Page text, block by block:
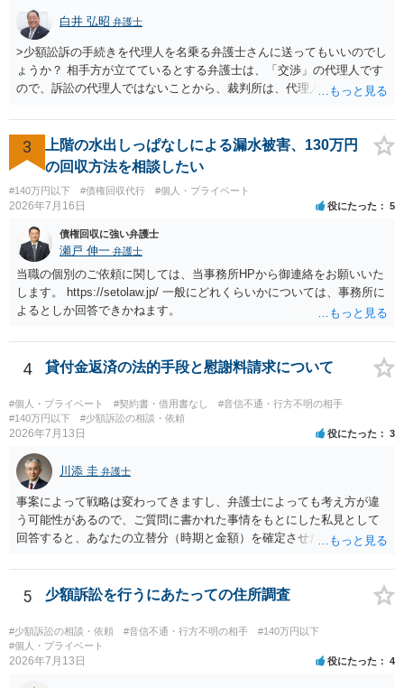
求めるものにすぎません。貴殿の仕入先との取引関係や返金時期など
の内部事情は、私に対する返還義務の発生や履行時期には何ら影響を
及ぼすものではありません。 これ以上、本件の解決を不必要に遅延さ
せることなく、誠意をもって速やかに返金手続を履行されるよう、強
く求めます。 以上
白井 弘昭 弁護士
>少額訟訴の手続きを代理人を名乗る弁護士さんに送ってもいいのでし
ょうか？ 相手方が立てているとする弁護士は、「交渉」の代理人です
ので、訴訟の代理人ではないことから、裁判所は、代理人宛ての訴状
ている場合は、相手方（被告）の住所で訴状を作成提出し、裁判所に
代理人が就いていたことを知らせると（訴状の記載内容から明らかな
場合も）、裁判所が当該代理人弁護士に事前連絡し、引き続き訴訟も
受任するかを聞いたうえで、受任の意志が明らかになったところで、
直接被告に送達するのではなく、代理人に訴状の受領を促すこともあ
ります。 ラインのやり取りでしか証拠がないと、実際の本人性が明ら
かではありません。もちろん弁護士（２０万円の請求で代理人弁護士
に委任するかも疑わしいのですが）も住所は明らかにしないでしょ
う。 何か本人を示す事実（振込先などの情報）から、相手の住所等の
情報を割り出していくしかないように思えます。 以上、ご参考まで。
3
上階の水出しっぱなしによる漏水被害、130万円
の回収方法を相談したい
#140万円以下 #債権回収代行 #個人・プライベート
2026年7月16日 役にたった 5
債権回収に強い弁護士
瀬戸 伸一 弁護士
当職の個別のご依頼に関しては、当事務所HPから御連絡をお願いいた
します。 https://setolaw.jp/ 一般にどれくらいかについては、事務所に
よるとしか回答できかねます。
4 貸付金返済の法的手段と慰謝料請求について
#個人・プライベート #契約書・借用書なし
#音信不通・行方不明の相手
#140万円以下
#少額訴訟の相談・依頼
2026年7月13日 役にたった 3
川添 圭 弁護士
事案によって戦略は変わってきますし、弁護士によっても考え方が違
う可能性があるので、ご質問に書かれた事情をもとにした私見として
回答すると、あなたの立替分（時期と金額）を確定させた上で、淡々
と、もし異議申立てがなされる可能性が高そうであれば時間の浪費
（通常訴訟へ移行する日数分空転する）になりますし、支払督促及び
その異議後の通常訴訟は相手方の住所地が管轄裁判所になるため（特
に相手方が遠方である場合は）対応が面倒な場合があるからです。相
手方の主張については、和解で減額を考慮すればよいと思います。 な
お、残念ながら、「連絡も返ってこず、返済の目処も立たずで精神的
5 少額訴訟を行うにあたっての住所調査
#少額訴訟の相談・依頼 #音信不通・行方不明の相手
#140万円以下
#個人・プライベート
2026年7月13日 役にたった 4